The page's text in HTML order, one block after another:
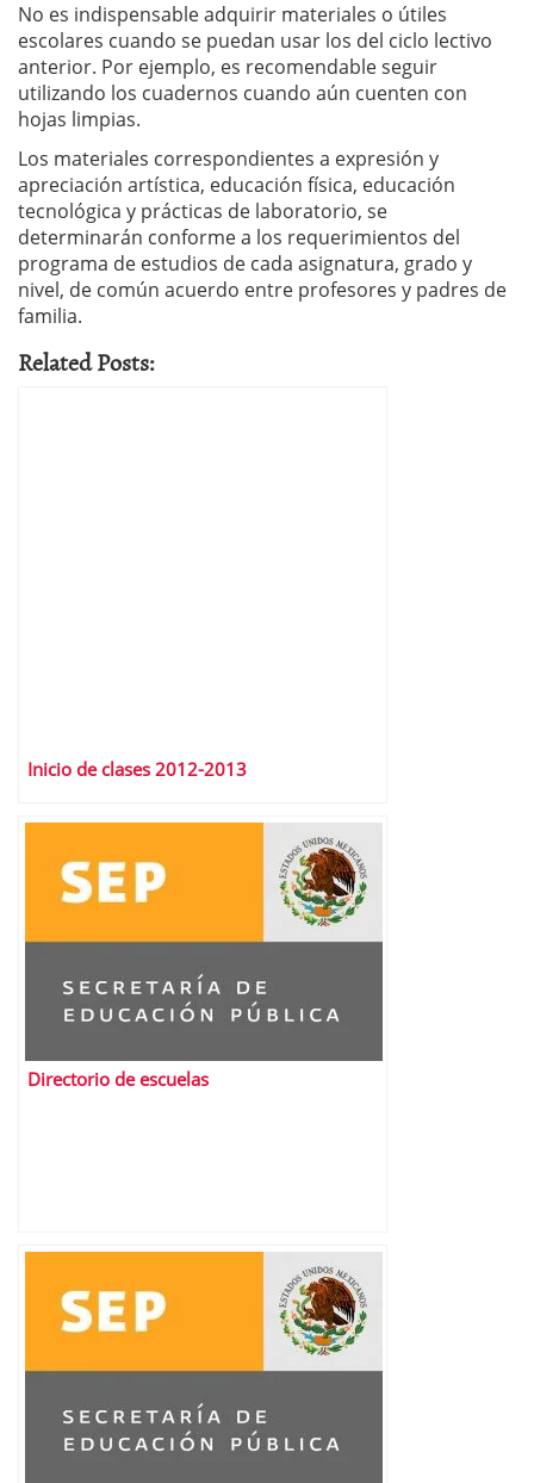
No es indispensable adquirir materiales o útiles
escolares cuando se puedan usar los del ciclo lectivo
anterior. Por ejemplo, es recomendable seguir
utilizando los cuadernos cuando aún cuenten con
hojas limpias.
Los materiales correspondientes a expresión y
apreciación artística, educación física, educación
tecnológica y prácticas de laboratorio, se
determinarán conforme a los requerimientos del
programa de estudios de cada asignatura, grado y
nivel, de común acuerdo entre profesores y padres de
familia.
Related Posts:
Inicio de clases 2012-2013
Directorio de escuelas